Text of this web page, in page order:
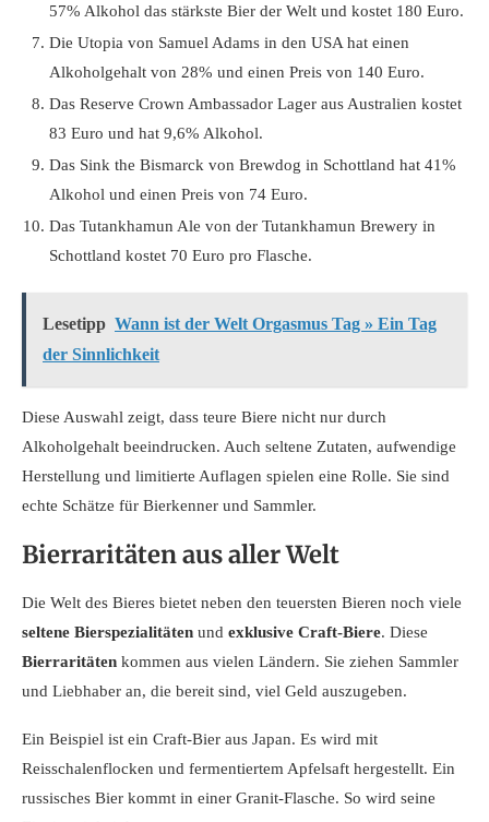
57% Alkohol das stärkste Bier der Welt und kostet 180 Euro.
Die Utopia von Samuel Adams in den USA hat einen
Alkoholgehalt von 28% und einen Preis von 140 Euro.
Das Reserve Crown Ambassador Lager aus Australien kostet
83 Euro und hat 9,6% Alkohol.
Das Sink the Bismarck von Brewdog in Schottland hat 41%
Alkohol und einen Preis von 74 Euro.
Das Tutankhamun Ale von der Tutankhamun Brewery in
Schottland kostet 70 Euro pro Flasche.
Lesetipp Wann ist der Welt Orgasmus Tag » Ein Tag
der Sinnlichkeit
Diese Auswahl zeigt, dass teure Biere nicht nur durch
Alkoholgehalt beeindrucken. Auch seltene Zutaten, aufwendige
Herstellung und limitierte Auflagen spielen eine Rolle. Sie sind
echte Schätze für Bierkenner und Sammler.
Bierraritäten aus aller Welt
Die Welt des Bieres bietet neben den teuersten Bieren noch viele
seltene Bierspezialitäten und exklusive Craft-Biere. Diese
Bierraritäten kommen aus vielen Ländern. Sie ziehen Sammler
und Liebhaber an, die bereit sind, viel Geld auszugeben.
Ein Beispiel ist ein Craft-Bier aus Japan. Es wird mit
Reisschalenflocken und fermentiertem Apfelsaft hergestellt. Ein
russisches Bier kommt in einer Granit-Flasche. So wird seine